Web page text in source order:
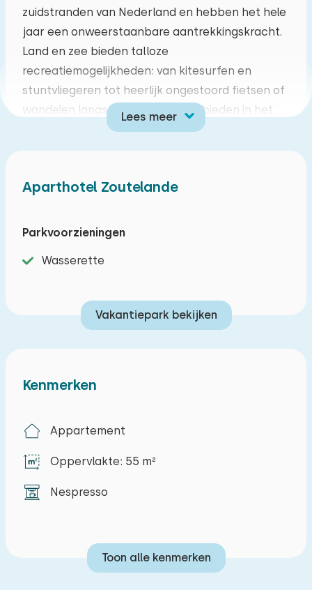
zuidstranden van Nederland en hebben het hele
jaar een onweerstaanbare aantrekkingskracht.
Land en zee bieden talloze
recreatiemogelijkheden: van kitesurfen en
stuntvliegeren tot heerlijk ongestoord fietsen of
wandelen langs de vele natuurgebieden in het
achterland. Zoutelande wordt omlijst door hoge
duinen en uitgestrekte zandstranden. Die
zuiden en hun karakteristieke houten
De vierpersoons appartementen liggen op de
begane grond of op de verdieping. De
heeft onder andere een vaatwasser, oven,
tweepersoonsbed heeft. De andere twee
stapt u zo het terras of balkon op! De badkamer
heeft een wastafel, föhn, toilet en douche.
Lees meer
03 04 05 06 07 08 09
10 11 12 13
17 18 19 20 21 22 23
Kenmerken
Appartement
Oppervlakte: 55 m²
Nespresso
Toon alle kenmerken
Aparthotel Zoutelande
Parkvoorzieningen
Wasserette
Vakantiepark bekijken